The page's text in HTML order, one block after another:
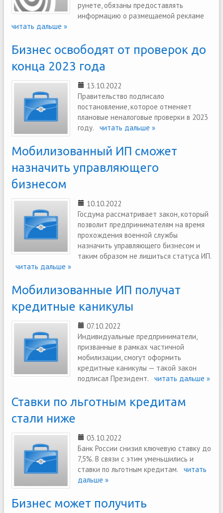
рунете, обязаны предоставлять
информацию о размещаемой рекламе
читать дальше »
Бизнес освободят от проверок до
конца 2023 года
13.10.2022
Правительство подписало
постановление, которое отменяет
плановые неналоговые проверки в 2023
году. читать дальше »
Мобилизованный ИП сможет
назначить управляющего
бизнесом
10.10.2022
Госдума рассматривает закон, который
позволит предпринимателям на время
прохождения военной службы
назначить управляющего бизнесом и
таким образом не лишиться статуса ИП.
читать дальше »
Мобилизованные ИП получат
кредитные каникулы
07.10.2022
Индивидуальные предприниматели,
призванные в рамках частичной
мобилизации, смогут оформить
кредитные каникулы — такой закон
подписал Президент. читать дальше »
Ставки по льготным кредитам
стали ниже
03.10.2022
Банк России снизил ключевую ставку до
7,5%. В связи с этим уменьшились и
ставки по льготным кредитам. читать
дальше »
Бизнес может получить